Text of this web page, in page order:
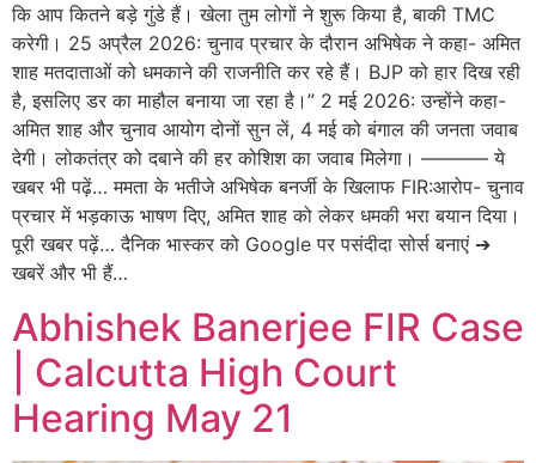
कि आप कितने बड़े गुंडे हैं। खेला तुम लोगों ने शुरू किया है, बाकी TMC
करेगी। 25 अप्रैल 2026: चुनाव प्रचार के दौरान अभिषेक ने कहा- अमित
शाह मतदाताओं को धमकाने की राजनीति कर रहे हैं। BJP को हार दिख रही
है, इसलिए डर का माहौल बनाया जा रहा है।” 2 मई 2026: उन्होंने कहा-
अमित शाह और चुनाव आयोग दोनों सुन लें, 4 मई को बंगाल की जनता जवाब
देगी। लोकतंत्र को दबाने की हर कोशिश का जवाब मिलेगा। ———– ये
खबर भी पढ़ें… ममता के भतीजे अभिषेक बनर्जी के खिलाफ FIR:आरोप- चुनाव
प्रचार में भड़काऊ भाषण दिए, अमित शाह को लेकर धमकी भरा बयान दिया।
पूरी खबर पढ़ें… दैनिक भास्कर को Google पर पसंदीदा सोर्स बनाएं ➔
खबरें और भी हैं…
Abhishek Banerjee FIR Case
| Calcutta High Court
Hearing May 21